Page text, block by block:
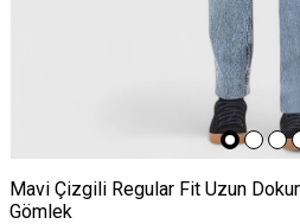
Mavi Çizgili Regular Fit Uzun
Gömlek